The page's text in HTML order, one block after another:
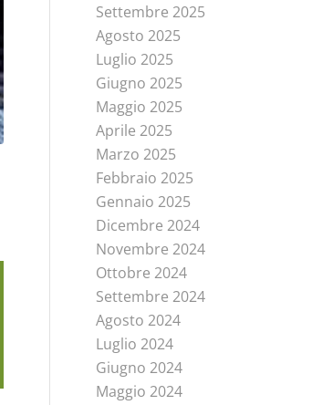
Settembre 2025
Agosto 2025
Luglio 2025
Giugno 2025
Maggio 2025
Aprile 2025
Marzo 2025
Febbraio 2025
Gennaio 2025
Dicembre 2024
Novembre 2024
Ottobre 2024
Settembre 2024
Agosto 2024
Luglio 2024
Giugno 2024
Maggio 2024